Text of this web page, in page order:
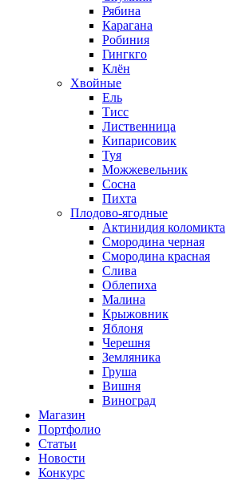
Рябина
Карагана
Робиния
Гингкго
Клён
Хвойные
Ель
Тисс
Лиственница
Кипарисовик
Туя
Можжевельник
Сосна
Пихта
Плодово-ягодные
Актинидия коломикта
Смородина черная
Смородина красная
Слива
Облепиха
Малина
Крыжовник
Яблоня
Черешня
Земляника
Груша
Вишня
Виноград
Магазин
Портфолио
Статьи
Новости
Конкурс